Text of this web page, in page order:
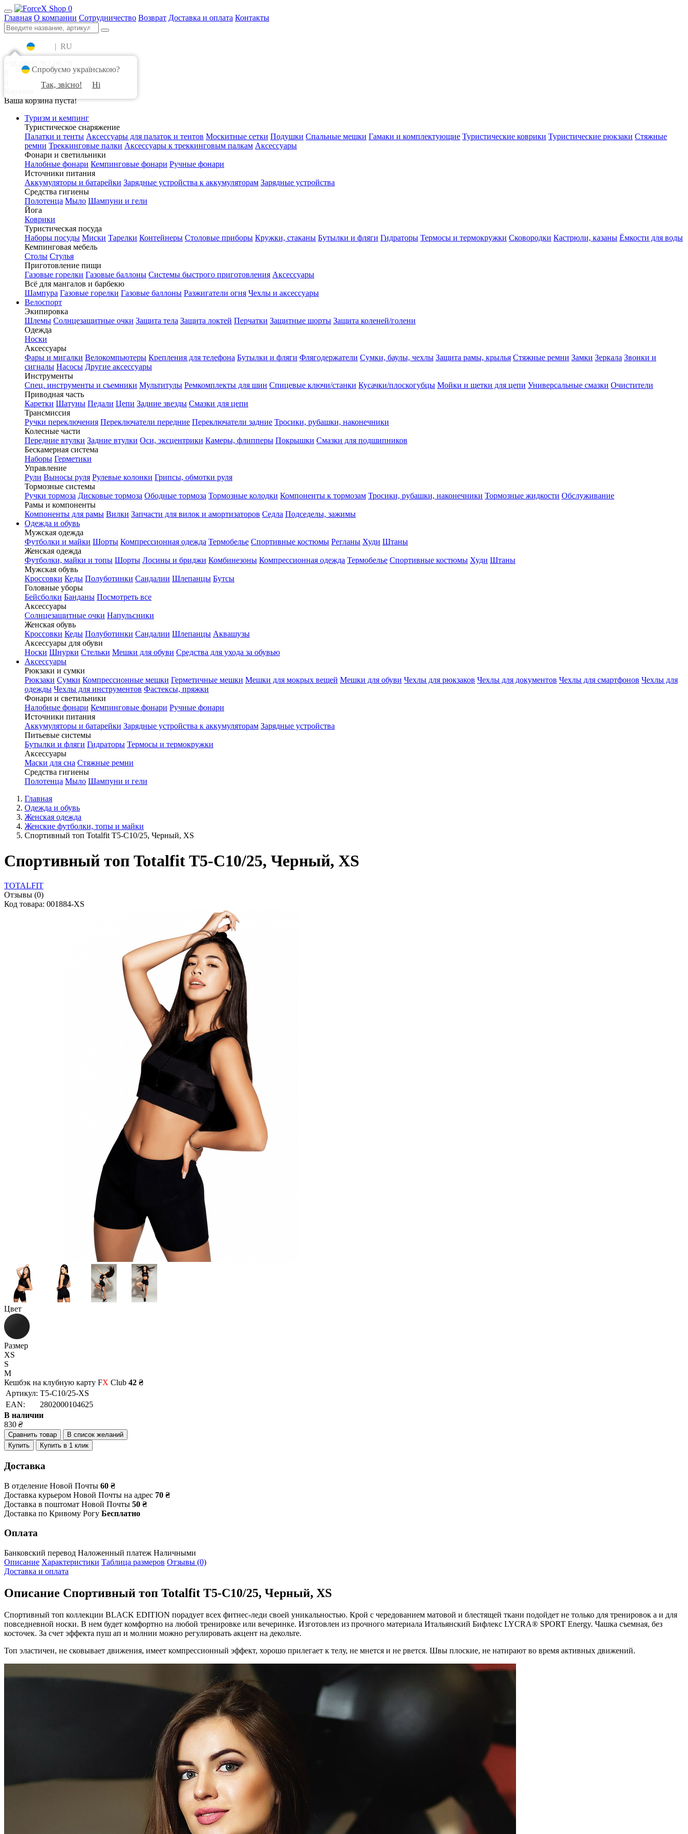
0
Главная О компании Сотрудничество Возврат Доставка и оплата Контакты
| RU
+38 (096) 282-00-70
Ваша корзина пуста!
Туризм и кемпинг
Туристическое снаряжение
Палатки и тенты Аксессуары для палаток и тентов Москитные сетки Подушки Спальные мешки Гамаки и комплектующие Туристические коврики Туристические рюкзаки Стяжные
ремни Треккинговые палки Аксессуары к треккинговым палкам Аксессуары
Фонари и светильники
Налобные фонари Кемпинговые фонари Ручные фонари
Источники питания
Аккумуляторы и батарейки Зарядные устройства к аккумуляторам Зарядные устройства
Средства гигиены
Полотенца Мыло Шампуни и гели
Йога
Коврики
Туристическая посуда
Наборы посуды Миски Тарелки Контейнеры Столовые приборы Кружки, стаканы Бутылки и фляги Гидраторы Термосы и термокружки Сковородки Кастрюли, казаны Ёмкости для воды
Кемпинговая мебель
Столы Стулья
Приготовление пищи
Газовые горелки Газовые баллоны Системы быстрого приготовления Аксессуары
Всё для мангалов и барбекю
Шампура Газовые горелки Газовые баллоны Разжигатели огня Чехлы и аксессуары
Велоспорт
Экипировка
Шлемы Солнцезащитные очки Защита тела Защита локтей Перчатки Защитные шорты Защита коленей/голени
Одежда
Носки
Аксессуары
Фары и мигалки Велокомпьютеры Крепления для телефона Бутылки и фляги Флягодержатели Сумки, баулы, чехлы Защита рамы, крылья Стяжные ремни Замки Зеркала Звонки и
сигналы Насосы Другие аксессуары
Инструменты
Спец. инструменты и съемники Мультитулы Ремкомплекты для шин Спицевые ключи/станки Кусачки/плоскогубцы Мойки и щетки для цепи Универсальные смазки Очистители
Приводная часть
Каретки Шатуны Педали Цепи Задние звезды Смазки для цепи
Трансмиссия
Ручки переключения Переключатели передние Переключатели задние Тросики, рубашки, наконечники
Колесные части
Передние втулки Задние втулки Оси, эксцентрики Камеры, флипперы Покрышки Смазки для подшипников
Бескамерная система
Наборы Герметики
Управление
Рули Выносы руля Рулевые колонки Грипсы, обмотки руля
Тормозные системы
Ручки тормоза Дисковые тормоза Ободные тормоза Тормозные колодки Компоненты к тормозам Тросики, рубашки, наконечники Тормозные жидкости Обслуживание
Рамы и компоненты
Компоненты для рамы Вилки Запчасти для вилок и амортизаторов Седла Подседелы, зажимы
Одежда и обувь
Мужская одежда
Футболки и майки Шорты Компрессионная одежда Термобелье Спортивные костюмы Регланы Худи Штаны
Женская одежда
Футболки, майки и топы Шорты Лосины и бриджи Комбинезоны Компрессионная одежда Термобелье Спортивные костюмы Худи Штаны
Мужская обувь
Кроссовки Кеды Полуботинки Сандалии Шлепанцы Бутсы
Головные уборы
Бейсболки Банданы Посмотреть все
Аксессуары
Солнцезащитные очки Напульсники
Женская обувь
Кроссовки Кеды Полуботинки Сандалии Шлепанцы Аквашузы
Аксессуары для обуви
Носки Шнурки Стельки Мешки для обуви Средства для ухода за обувью
Аксессуары
Рюкзаки и сумки
Рюкзаки Сумки Компрессионные мешки Герметичные мешки Мешки для мокрых вещей Мешки для обуви Чехлы для рюкзаков Чехлы для документов Чехлы для смартфонов Чехлы для
одежды Чехлы для инструментов Фастексы, пряжки
Фонари и светильники
Налобные фонари Кемпинговые фонари Ручные фонари
Источники питания
Аккумуляторы и батарейки Зарядные устройства к аккумуляторам Зарядные устройства
Питьевые системы
Бутылки и фляги Гидраторы Термосы и термокружки
Аксессуары
Маски для сна Стяжные ремни
Средства гигиены
Полотенца Мыло Шампуни и гели
Главная
Одежда и обувь
Женская одежда
Женские футболки, топы и майки
Спортивный топ Totalfit T5-C10/25, Черный, XS
Спортивный топ Totalfit T5-C10/25, Черный, XS
TOTALFIT
Отзывы (0)
Код товара: 001884-XS
Цвет
Размер
XS
S
M
Кешбэк на клубную карту FX Club 42 ₴
Артикул: T5-C10/25-XS
EAN:
2802000104625
В наличии
830 ₴
Сравнить товар
В список желаний
Купить
Купить в 1 клик
Доставка
В отделение Новой Почты 60 ₴
Доставка курьером Новой Почты на адрес 70 ₴
Доставка в поштомат Новой Почты 50 ₴
Доставка по Кривому Рогу Бесплатно
Оплата
Банковский перевод Наложенный платеж Наличными
Описание Характеристики Таблица размеров Отзывы (0)
Доставка и оплата
Описание Спортивный топ Totalfit T5-C10/25, Черный, XS
Спортивный топ коллекции BLACK EDITION порадует всех фитнес-леди своей уникальностью. Крой с чередованием матовой и блестящей ткани подойдет не только для тренировок а и для
повседневной носки. В нем будет комфортно на любой тренировке или вечеринке. Изготовлен из прочного материала Итальянский Бифлекс LYCRA® SPORT Energy. Чашка съемная, без
косточек. За счет эффекта пуш ап и молнии можно регулировать акцент на декольте.
Топ эластичен, не сковывает движения, имеет компрессионный эффект, хорошо прилегает к телу, не мнется и не рвется. Швы плоские, не натирают во время активных движений.
Спробуємо українською?
Так, звісно!
Ні